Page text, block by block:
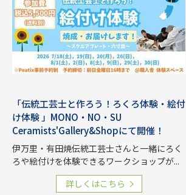
「伝統工芸士と作ろう！ろくろ体験・絵付
け体験 」MONO・NO・SU
Ceramists'Gallery&Shopにて開催！
伊万里・有田焼伝統工芸士さんと一緒にろく
ろや絵付けを体験できるワークショップが...
詳しくはこちら